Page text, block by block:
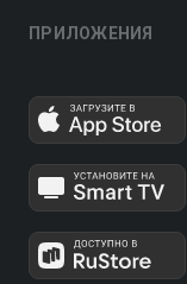
ПРИЛОЖЕНИЯ